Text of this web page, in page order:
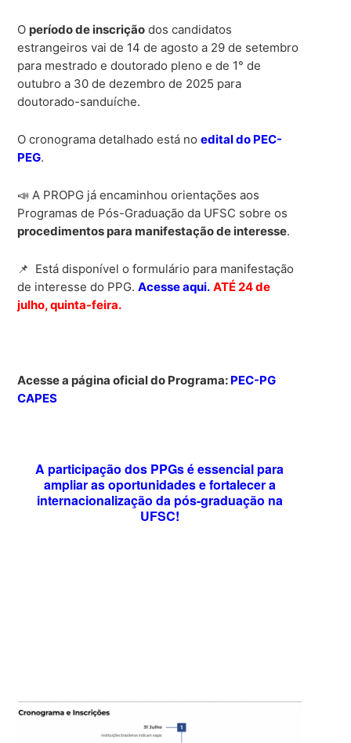
O período de inscrição dos candidatos
estrangeiros vai de 14 de agosto a 29 de setembro
para mestrado e doutorado pleno e de 1° de
outubro a 30 de dezembro de 2025 para
doutorado-sanduíche.
O cronograma detalhado está noedital do PEC-
PEG.
📣 A PROPG já encaminhou orientações aos
Programas de Pós-Graduação da UFSC sobre os
procedimentos para manifestação de interesse.
📌 Está disponível o formulário para manifestação
de interesse do PPG.Acesse aqui. ATÉ 24 de
julho, quinta-feira.
Acesse a página oficial do Programa: PEC-PG
CAPES
A participação dos PPGs é essencial para
ampliar as oportunidades e fortalecer a
internacionalização da pós-graduação na
UFSC!